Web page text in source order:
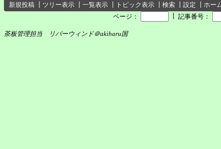
新規投稿 ツリー表示 一覧表示 トピック表示 検索 設定
ホー
ページ：
記事番号：
茶板管理担当 リバーウィンド＠akiharu国